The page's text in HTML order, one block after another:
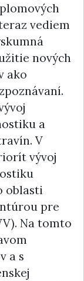
vediem
nových
ako
a
V
vývoj
oblasti
pre
Na tomto
a s